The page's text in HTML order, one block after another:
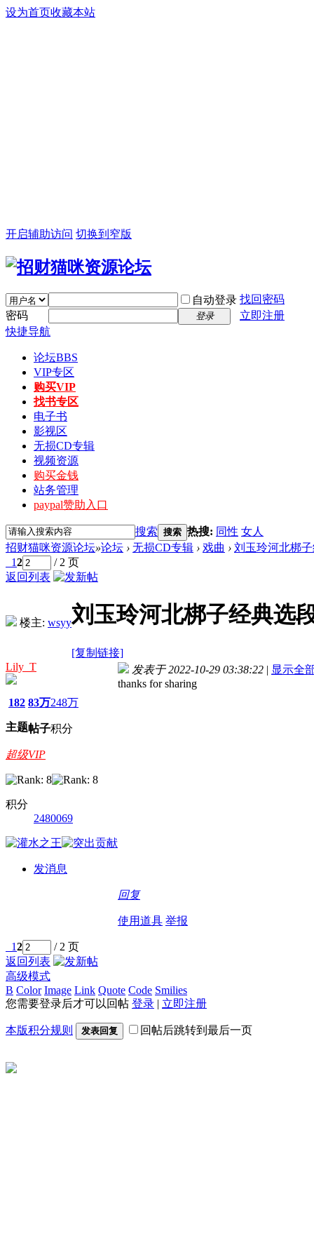
设为首页收藏本站
开启辅助访问 切换到窄版
自动登录 找回密码
密码
登录
立即注册
快捷导航
论坛BBS
VIP专区
购买VIP
找书专区
电子书
影视区
无损CD专辑
视频资源
购买金钱
站务管理
paypal赞助入口
搜索 搜索 热搜: 同性 女人
招财猫咪资源论坛»论坛 › 无损CD专辑 › 戏曲 › 刘玉玲河北梆
12
/ 2 页
返回列表
楼主: wsyy刘玉玲河北梆子经典选
[复制链接]
Lily_T
182
主题
83万
帖子
248万
积分
超级VIP
积分
2480069
发消息
发表于 2022-10-29 03:38:22 | 显示全
thanks for sharing
回复
使用道具 举报
12
/ 2 页
返回列表
高级模式
B Color Image Link Quote Code Smilies
您需要登录后才可以回帖 登录 | 立即注册
本版积分规则 发表回复 回帖后跳转到最后一页